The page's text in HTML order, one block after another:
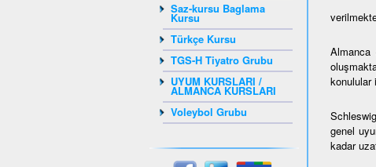
Saz-kursu Baglama
Kursu
Türkçe Kursu
TGS-H Tiyatro Grubu
UYUM KURSLARI /
ALMANCA KURSLARI
Voleybol Grubu
konulular
genel
kadar